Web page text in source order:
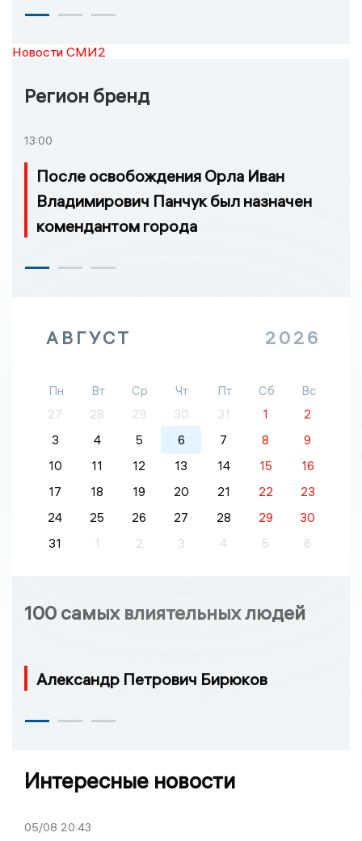
Новости СМИ2
Регион бренд
13:00
После освобождения Орла Иван
Владимирович Панчук был назначен
комендантом города
АВГУСТ 2026
Пн Вт Ср Чт Пт Сб
Вс
27
28 29 30 31 1
2
3
4 5 6 7 8
9
10
11 12 13 14 15
16
17
18 19 20 21 22
23
24
25 26 27 28 29
30
31
1 2 3 4 5 6
100 самых влиятельных людей
Александр Петрович Бирюков
Интересные новости
05/08 20:43